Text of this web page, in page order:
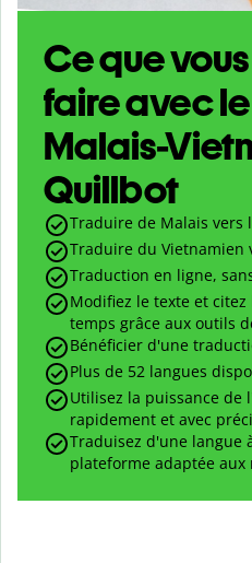
Ce que
faire avec
Malais-
Quillbot
Traduire de Malais vers
Traduire du Vietnamien
Traduction en ligne,
Modifiez le texte et
temps grâce aux outils
Bénéficier d'une
Plus de 52 langues
Utilisez la puissance
rapidement et avec
Traduisez d'une langue
plateforme adaptée aux